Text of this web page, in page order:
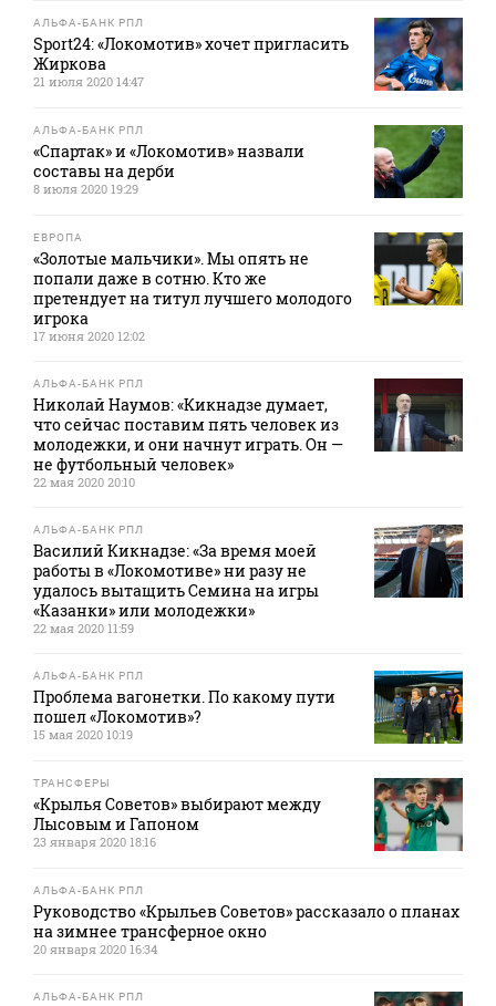
АЛЬФА-БАНК РПЛ
Sport24: «Локомотив» хочет пригласить
Жиркова
21 июля 2020 14:47
АЛЬФА-БАНК РПЛ
«Спартак» и «Локомотив» назвали
составы на дерби
8 июля 2020 19:29
ЕВРОПА
«Золотые мальчики». Мы опять не
попали даже в сотню. Кто же
претендует на титул лучшего молодого
игрока
17 июня 2020 12:02
АЛЬФА-БАНК РПЛ
Николай Наумов: «Кикнадзе думает,
что сейчас поставим пять человек из
молодежки, и они начнут играть. Он —
не футбольный человек»
22 мая 2020 20:10
АЛЬФА-БАНК РПЛ
Василий Кикнадзе: «За время моей
работы в «Локомотиве» ни разу не
удалось вытащить Семина на игры
«Казанки» или молодежки»
22 мая 2020 11:59
АЛЬФА-БАНК РПЛ
Проблема вагонетки. По какому пути
пошел «Локомотив»?
15 мая 2020 10:19
ТРАНСФЕРЫ
«Крылья Советов» выбирают между
Лысовым и Гапоном
23 января 2020 18:16
АЛЬФА-БАНК РПЛ
Руководство «Крыльев Советов» рассказало о планах
на зимнее трансферное окно
20 января 2020 16:34
АЛЬФА-БАНК РПЛ